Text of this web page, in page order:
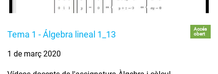
Tema 1 - Álgebra lineal 1_13
Accés
obert
1 de març 2020